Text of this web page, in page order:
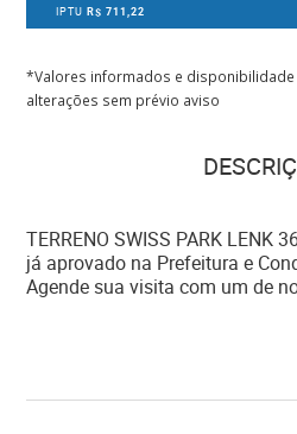
IPTUR$ 711,22
*Valores informados e
alterações sem prévio aviso
TERRENO SWISS PARK LENK
já aprovado na Prefeitura e
Agende sua visita com um de